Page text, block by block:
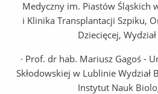
Medyczny im. Piastów Śląskich
i Klinika Transplantacji Szpiku,
Dziecięcej,
· Prof. dr hab. Mariusz Gagoś -
Skłodowskiej w Lublinie
Instytut Nauk